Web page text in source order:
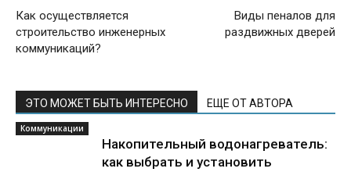
Как осуществляется
строительство инженерных
коммуникаций?
Виды пеналов для
раздвижных дверей
ЭТО МОЖЕТ БЫТЬ ИНТЕРЕСНО ЕЩЕ ОТ АВТОРА
Коммуникации
Накопительный водонагреватель:
как выбрать и установить